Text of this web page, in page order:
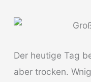
Der heutige Tag
aber trocken.